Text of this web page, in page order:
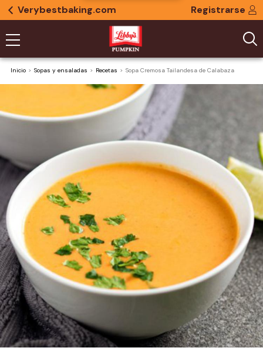
Verybestbaking.com Registrarse
Inicio Sopas y ensaladas Recetas Sopa Cremosa Tailandesa de Calabaza